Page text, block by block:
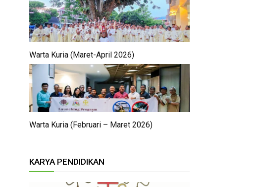
Warta Kuria (Maret-April 2026)
Warta Kuria (Februari – Maret 2026)
KARYA PENDIDIKAN